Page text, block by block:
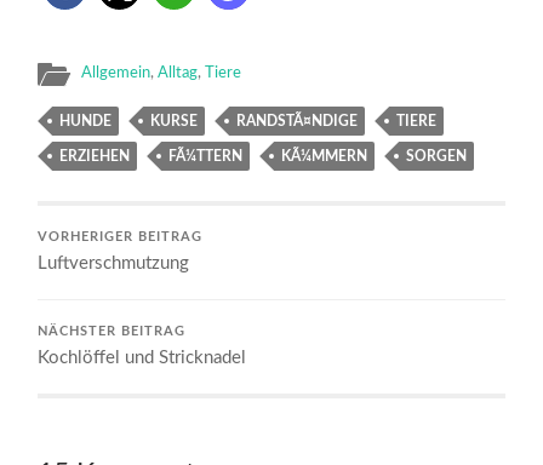
Allgemein,Alltag, Tiere
HUNDE KURSE RANDSTÃ¤NDIGE TIERE
ERZIEHEN FÃ¼TTERN KÃ¼MMERN SORGEN
VORHERIGER BEITRAG
Luftverschmutzung
NÄCHSTER BEITRAG
Kochlöffel und Stricknadel